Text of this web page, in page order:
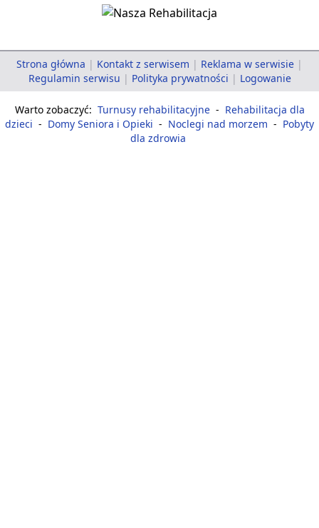
Strona główna | Kontakt z serwisem | Reklama w serwisie |
Regulamin serwisu | Polityka prywatności | Logowanie
Warto zobaczyć: Turnusy rehabilitacyjne - Rehabilitacja dla
dzieci - Domy Seniora i Opieki - Noclegi nad morzem - Pobyty
dla zdrowia